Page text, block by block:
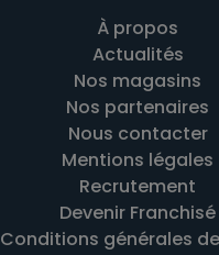
À propos
Actualités
Nos magasins
Nos partenaires
Nous contacter
Mentions légales
Recrutement
Devenir Franchisé
Conditions générales